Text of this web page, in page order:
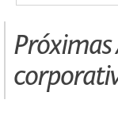
Próximas